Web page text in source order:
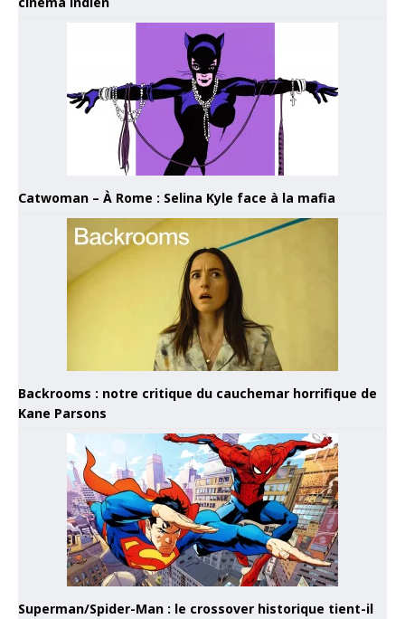
Catwoman – À Rome : Selina Kyle face à la mafia
Backrooms : notre critique du cauchemar horrifique de
Kane Parsons
Superman/Spider-Man : le crossover historique tient-il